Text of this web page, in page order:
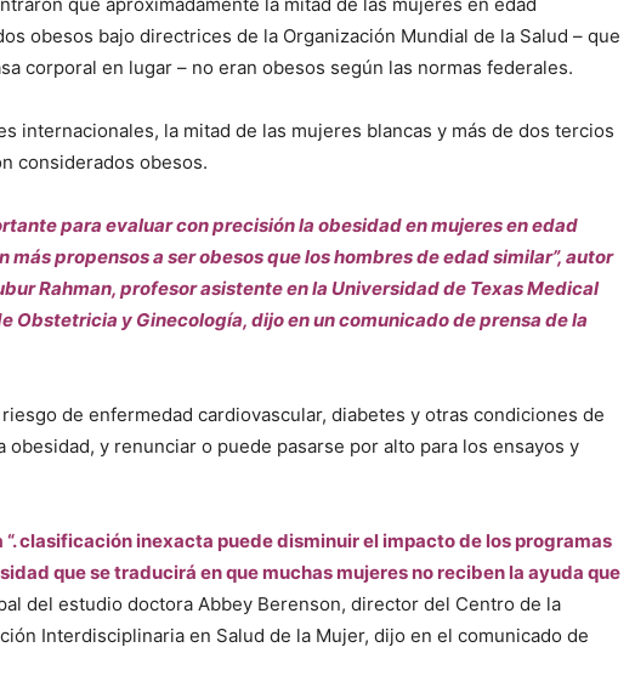
obesos bajo directrices de la Organización Mundial de la Salud – que
corporal en lugar – no eran obesos según las normas federales.
internacionales, la mitad de las mujeres blancas y más de dos tercios
considerados obesos.
para evaluar con precisión la obesidad en mujeres en edad
más propensos a ser obesos que los hombres de edad similar”, autor
Rahman, profesor asistente en la Universidad de Texas Medical
Obstetricia y Ginecología, dijo en un comunicado de prensa de la
de enfermedad cardiovascular, diabetes y otras condiciones de
obesidad, y renunciar o puede pasarse por alto para los ensayos y
“. clasificación inexacta puede disminuir el impacto de los programas
que se traducirá en que muchas mujeres no reciben la ayuda que
del estudio doctora Abbey Berenson, director del Centro de la
Interdisciplinaria en Salud de la Mujer, dijo en el comunicado de